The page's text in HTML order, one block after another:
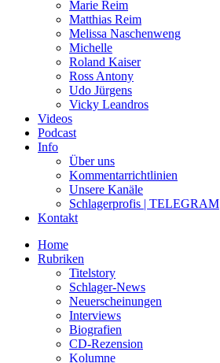
Marie Reim
Matthias Reim
Melissa Naschenweng
Michelle
Roland Kaiser
Ross Antony
Udo Jürgens
Vicky Leandros
Videos
Podcast
Info
Über uns
Kommentarrichtlinien
Unsere Kanäle
Schlagerprofis | TELEGRAM
Kontakt
Home
Rubriken
Titelstory
Schlager-News
Neuerscheinungen
Interviews
Biografien
CD-Rezension
Kolumne